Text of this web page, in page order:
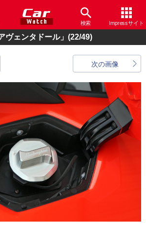
検索 Impressサイト
ヴェンタドール」 (22/49)
次の画像